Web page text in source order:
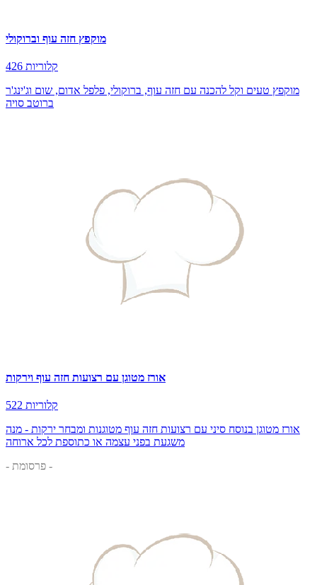
מוקפץ חזה עוף וברוקולי
426 קלוריות
מוקפץ טעים וקל להכנה עם חזה עוף, ברוקולי, פלפל אדום, שום וג'ינג'ר
ברוטב סויה
אורז מטוגן עם רצועות חזה עוף וירקות
522 קלוריות
אורז מטוגן בנוסח סיני עם רצועות חזה עוף מטוגנות ומבחר ירקות - מנה
משגעת בפני עצמה או כתוספת לכל ארוחה
- פרסומת -